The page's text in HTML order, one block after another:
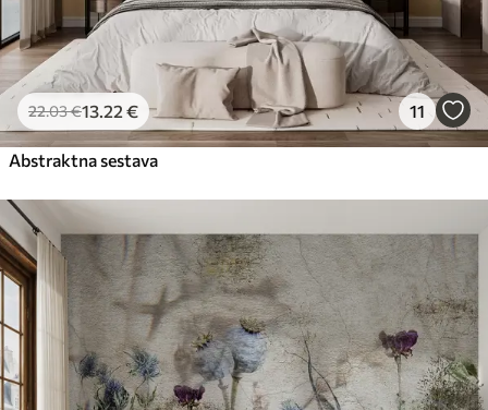
22.03€13 .22 € 11
Abstraktna sestava